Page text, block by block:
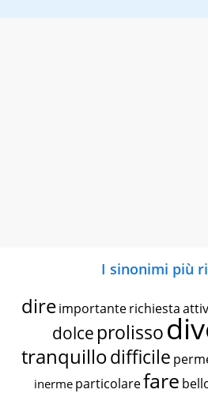
I sinonimi più
dire importante richiesta
dolce prolisso
tranquillodifficile
inerme particolarefare